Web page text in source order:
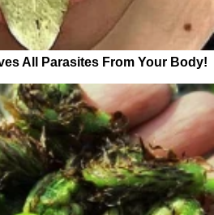
All Parasites From Your Body!